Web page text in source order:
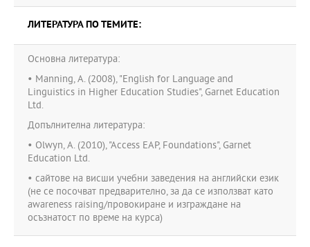
ЛИТЕРАТУРА ПО ТЕМИТЕ:
Основна литература:
• Manning, A. (2008), "English for Language and
Linguistics in Higher Education Studies", Garnet Education
Ltd.
Допълнителна литература:
• Olwyn, A. (2010), "Access EAP, Foundations", Garnet
Education Ltd.
• сайтове на висши учебни заведения на английски език
(не се посочват предварително, за да се използват като
awareness raising/провокиране и изграждане на
осъзнатост по време на курса)